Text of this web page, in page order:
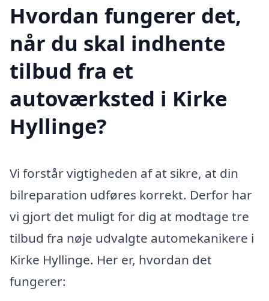
Hvordan fungerer det,
når du skal indhente
tilbud fra et
autoværksted i Kirke
Hyllinge?
Vi forstår vigtigheden af at sikre, at din
bilreparation udføres korrekt. Derfor har
vi gjort det muligt for dig at modtage tre
tilbud fra nøje udvalgte automekanikere i
Kirke Hyllinge. Her er, hvordan det
fungerer: